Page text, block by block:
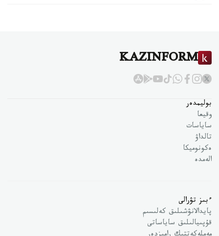
KAZINFORM
بوليمدەر
وقيعا
ساياسات
تالداۋ
ەكونوميكا
الەمدە
ءبىز تۋرالى
پايدالانۋشىلىق كەلىسىم
قۇپىيالىلىق ساياساتى